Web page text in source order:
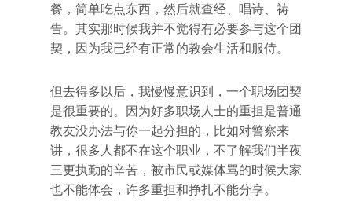
餐，简单吃点东西，然后就查经、唱诗、祷
告。其实那时候我并不觉得有必要参与这个团
契，因为我已经有正常的教会生活和服侍。
但去得多以后，我慢慢意识到，一个职场团契
是很重要的。因为好多职场人士的重担是普通
教友没办法与你一起分担的，比如对警察来
讲，很多人都不在这个职业，不了解我们半夜
三更执勤的辛苦，被市民或媒体骂的时候大家
也不能体会，许多重担和挣扎不能分享。